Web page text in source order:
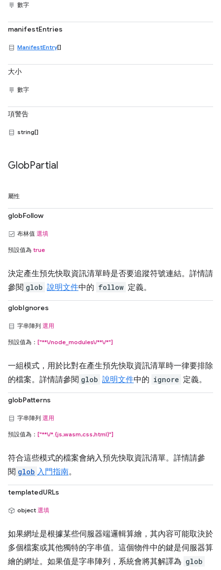
數字
manifestEntries
ManifestEntry[]
大小
數字
項警告
string[]
GlobPartial
屬性
globFollow
布林值 選填
預設值為 true
決定產生預先快取資訊清單時是否要追蹤符號連結。詳情請
參閱 glob 說明文件中的 follow 定義。
globIgnores
字串陣列 選用
預設值為： ["**\/node_modules\/**\/*"]
一組模式，用於比對在產生預先快取資訊清單時一律要排除
的檔案。詳情請參閱 glob 說明文件中的 ignore 定義。
globPatterns
字串陣列 選用
預設值為： ["**\/*.{js,wasm,css,html}"]
符合這些模式的檔案會納入預先快取資訊清單。詳情請參
閱 glob 入門指南。
templatedURLs
object 選填
如果網址是根據某些伺服器端邏輯算繪，其內容可能取決於
多個檔案或其他獨特的字串值。這個物件中的鍵是伺服器算
繪的網址。如果值是字串陣列，系統會將其解譯為 glob